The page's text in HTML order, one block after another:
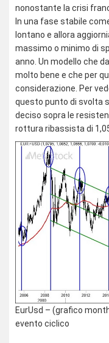
nonostante la crisi
In una fase stabile
lontano e allora
massimo o minimo di
anno. Un modello che
molto bene e che per
considerazione. Per
questo punto di svolta
deciso sopra le
rottura ribassista di
EurUsd – (grafico
evento ciclico